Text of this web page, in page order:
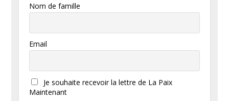
Nom de famille
Email
Je souhaite recevoir la lettre de La Paix
Maintenant